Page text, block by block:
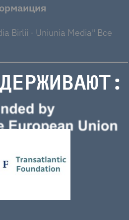
Birlii - Uniunia Media" Все